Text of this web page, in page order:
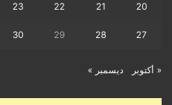
20
21
22
23
27
28
29
30
« أكتوبر ديسمبر »